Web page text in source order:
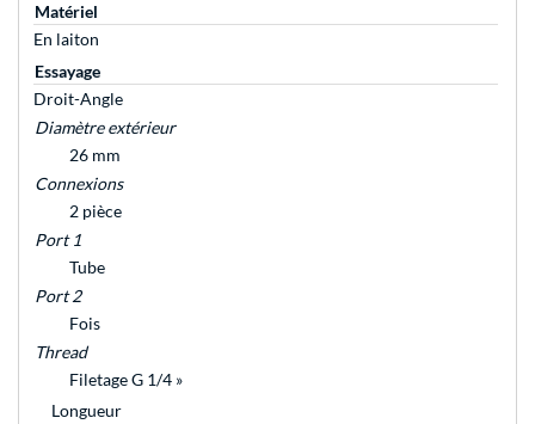
Matériel
En laiton
Essayage
Droit-Angle
Diamètre extérieur
26 mm
Connexions
2 pièce
Port 1
Tube
Port 2
Fois
Thread
Filetage G 1/4 »
Longueur